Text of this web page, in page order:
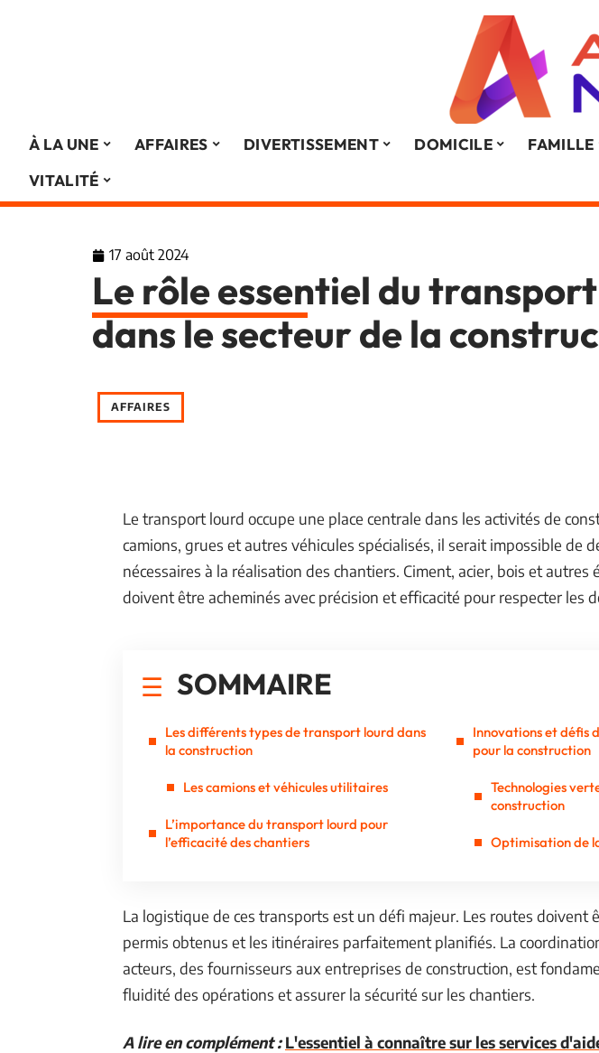
À LA UNE AFFAIRES DIVERTISSEMENT DOMICILE FAMILLE
VITALITÉ
17 août 2024
Le rôle essentiel du
dans le secteur de la
AFFAIRES
Le transport lourd occupe une place centrale dans les activités de
camions, grues et autres véhicules spécialisés, il serait impossible de
nécessaires à la réalisation des chantiers. Ciment, acier, bois et autres
doivent être acheminés avec précision et efficacité pour respecter les
SOMMAIRE
Les différents types de transport lourd dans
la construction
Les camions et véhicules utilitaires
L’importance du transport lourd pour
l’efficacité des chantiers
Innovations et défis
pour la construction
Technologies
construction
Optimisation de
La logistique de ces transports est un défi majeur. Les routes doivent
permis obtenus et les itinéraires parfaitement planifiés. La
acteurs, des fournisseurs aux entreprises de construction, est
fluidité des opérations et assurer la sécurité sur les chantiers.
A lire en complément : L'essentiel à connaître sur les services